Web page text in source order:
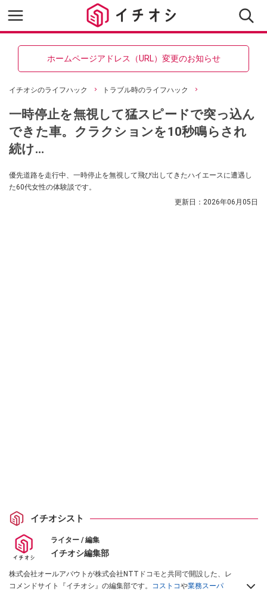
ホームページアドレス（URL）変更のお知らせ
イチオシのライフハック トラブル時のライフハック
一時停止を無視して猛スピードで突っ込ん
できた車。クラクションを10秒鳴らされ
続け…
優先道路を走行中、一時停止を無視して飛び出してきたハイエースに遭遇し
た60代女性の体験談です。
更新日： 2026年06月05日
イチオシスト
ライター / 編集
イチオシ編集部
株式会社オールアバウトが株式会社NTTドコモと共同で開設した、レ
コメンドサイト『イチオシ』の編集部です。 コストコや業務スーパ